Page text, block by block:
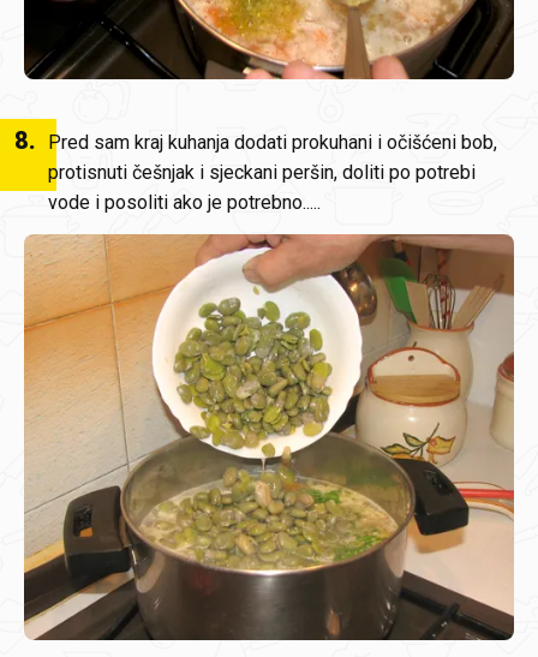
8.
Pred sam kraj kuhanja dodati prokuhani i očišćeni bob,
protisnuti češnjak i sjeckani peršin, doliti po potrebi
vode i posoliti ako je potrebno.....